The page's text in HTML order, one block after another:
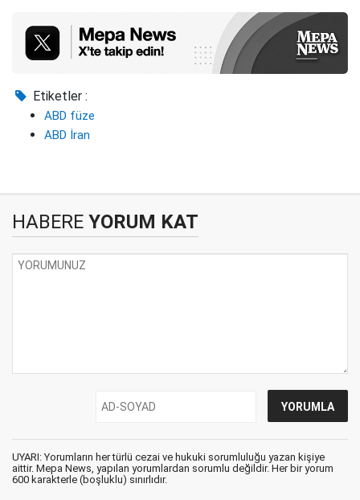
Etiketler :
ABD füze
ABD İran
HABERE YORUM KAT
UYARI: Yorumların her türlü cezai ve hukuki sorumluluğu yazan kişiye
aittir. Mepa News, yapılan yorumlardan sorumlu değildir. Her bir yorum
600 karakterle (boşluklu) sınırlıdır.